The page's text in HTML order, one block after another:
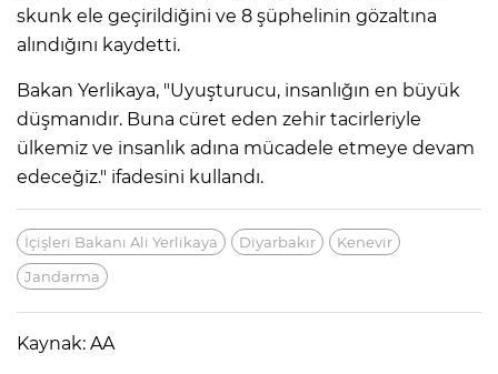
skunk ele geçirildiğini ve 8 şüphelinin gözaltına
alındığını kaydetti.
Bakan Yerlikaya, "Uyuşturucu, insanlığın en büyük
düşmanıdır. Buna cüret eden zehir tacirleriyle
ülkemiz ve insanlık adına mücadele etmeye devam
edeceğiz." ifadesini kullandı.
İçişleri Bakanı Ali Yerlikaya Diyarbakır
Kenevir
Jandarma
Kaynak: AA